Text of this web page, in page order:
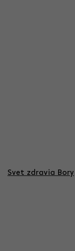
Svet zdravia Bory